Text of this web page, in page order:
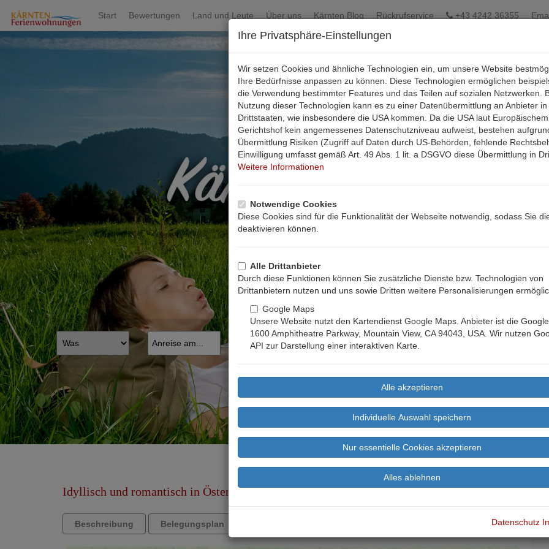
Ihre Privatsphäre-Einstellungen
Wir setzen Cookies und ähnliche Technologien ein, um unsere Website
Ihre Bedürfnisse anpassen zu können. Diese Technologien ermöglichen
die Verwendung bestimmter Features und das Teilen auf sozialen Netzwerken.
Nutzung dieser Technologien kann es zu einer Datenübermittlung an Anbieter in
Drittstaaten, wie insbesondere die USA kommen. Da die USA laut Europäischem
Gerichtshof kein angemessenes Datenschutzniveau aufweist, bestehen
Übermittlung Risiken (Zugriff auf Daten durch US-Behörden, fehlende
Einwilligung umfasst gemäß Art. 49 Abs. 1 lit. a DSGVO diese Übermittlung in
Weitere Informationen
Notwendige Cookies
Diese Cookies sind für die Funktionalität der Webseite notwendig, sodass Sie
deaktivieren können.
Alle Drittanbieter
Durch diese Funktionen können Sie zusätzliche Dienste bzw. Technologien von
Drittanbietern nutzen und uns sowie Dritten weitere Personalisierungen
Google Maps
Unsere Website nutzt den Kartendienst Google Maps. Anbieter ist die Google
1600 Amphitheatre Parkway, Mountain View, CA 94043, USA. Wir nutzen
API zur Darstellung einer interaktiven Karte.
Datenschutz
Start Bewertungen Land und Leute Über uns Kärnten Blog Rückrufservice +43 4242 36355
Idyllisch und romantisch in Österreich am See
Beschreibung Belegungsplan Landkarte